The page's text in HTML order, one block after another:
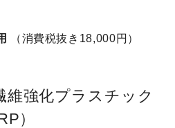
（消費税抜き18,000円）
維強化プラスチック
）